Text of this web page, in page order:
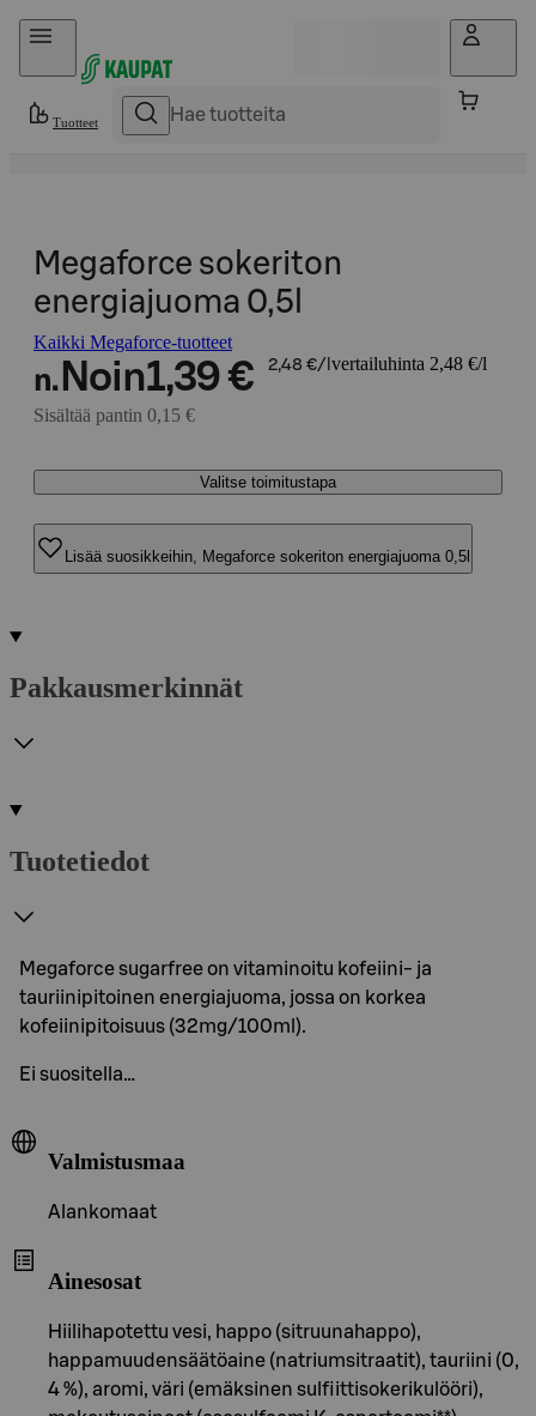
Hyppää sisältöön
Tuotteet
Megaforce sokeriton
energiajuoma 0,5l
Kaikki Megaforce-tuotteet
n. Noin1,39 € 2,48 €/l vertailuhinta 2,48 €/l
Sisältää pantin 0,15 €
Valitse toimitustapa
Lisää suosikkeihin, Megaforce sokeriton energiajuoma 0,5l
Pakkausmerkinnät
Tuotetiedot
Megaforce sugarfree on vitaminoitu kofeiini- ja
tauriinipitoinen energiajuoma, jossa on korkea
kofeiinipitoisuus (32mg/100ml).
Ei suositella…
Valmistusmaa
Alankomaat
Ainesosat
Hiilihapotettu vesi, happo (sitruunahappo),
happamuudensäätöaine (natriumsitraatit), tauriini (0,
4 %), aromi, väri (emäksinen sulfiittisokerikulööri),